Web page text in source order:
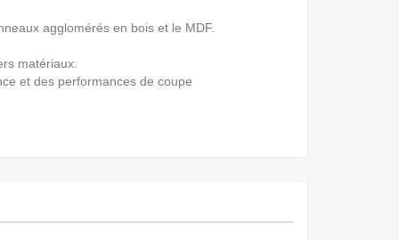
agglomérés en bois et le MDF.
matériaux.
et des performances de coupe